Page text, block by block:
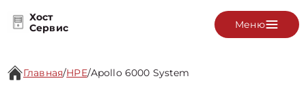
Хост
Сервис
Меню
Главная/HPE/Apollo 6000 System